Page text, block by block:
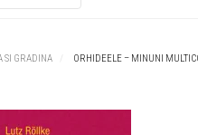
SI GRADINA ORHIDEELE – MINUNI